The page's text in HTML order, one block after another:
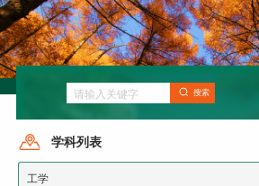
搜索
学科列表
工学